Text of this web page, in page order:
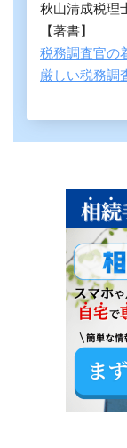
秋山清成税理
【著書】
税務調査官の
厳しい税務調